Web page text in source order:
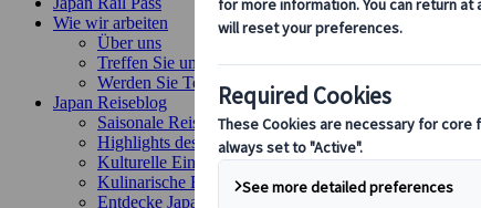
Wie wir arbeiten
Über uns
Treffen Sie unser Team
Werden Sie Teil unseres Teams
Japan Reiseblog
Saisonale Reisetipps
Highlights des Reiseziels
Kulturelle Einblicke
Kulinarische Erlebnisse
Entdecke Japan mit dem Zug